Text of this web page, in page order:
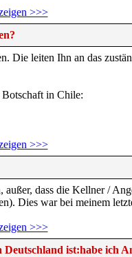
>>>
Die leiten Ihn an das
in Chile:
>>>
außer, dass die Kellner /
Dies war bei meinem
>>>
ist:habe ich